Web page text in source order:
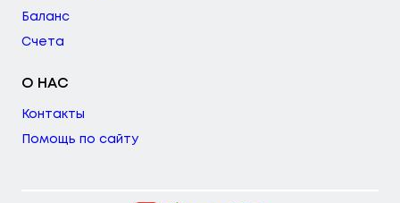
Баланс
Счета
О НАС
Контакты
Помощь по сайту